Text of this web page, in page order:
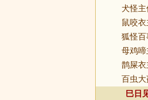
犬怪主
鼠咬衣
狐怪百
母鸡啼
鹊屎衣
百虫大
巳日